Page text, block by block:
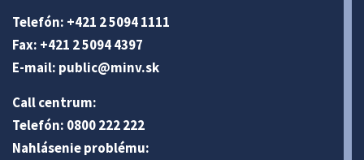
Telefón: +421 2 5094 1111
Fax: +421 2 5094 4397
E-mail: public@minv.sk
Call centrum:
Telefón: 0800 222 222
Nahlásenie problému: